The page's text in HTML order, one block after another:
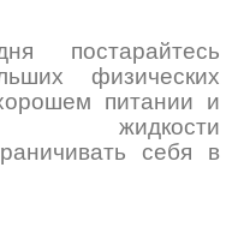
постарайтесь
физических
питании и
жидкости
себя в